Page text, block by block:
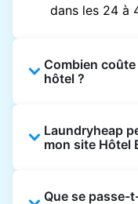
dans les 24 à
Combien
hôtel ?
fonction de
sont souvent
transparente,
Laundryheap
mon site Hôtel
directement à
Que se passe-